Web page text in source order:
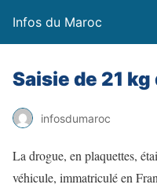
Infos du Maroc
Saisie de 21
infosdumaroc
La drogue, en plaquettes,
véhicule, immatriculé en